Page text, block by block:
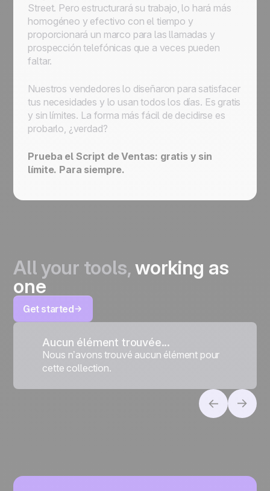
Street. Pero estructurará su trabajo, lo hará más
homogéneo y efectivo con el tiempo y
proporcionará un marco para las llamadas y
prospección telefónicas que a veces pueden
faltar.
Nuestros vendedores lo diseñaron para satisfacer
tus necesidades y lo usan todos los días. Es gratis
y sin límites. La forma más fácil de decidirse es
probarlo, ¿verdad?
Prueba el Script de Ventas: gratis y sin
límite. Para siempre.
All your tools,working as
one
Get started
Aucun élément trouvée...
Nous n’avons trouvé aucun élément pour
cette collection.